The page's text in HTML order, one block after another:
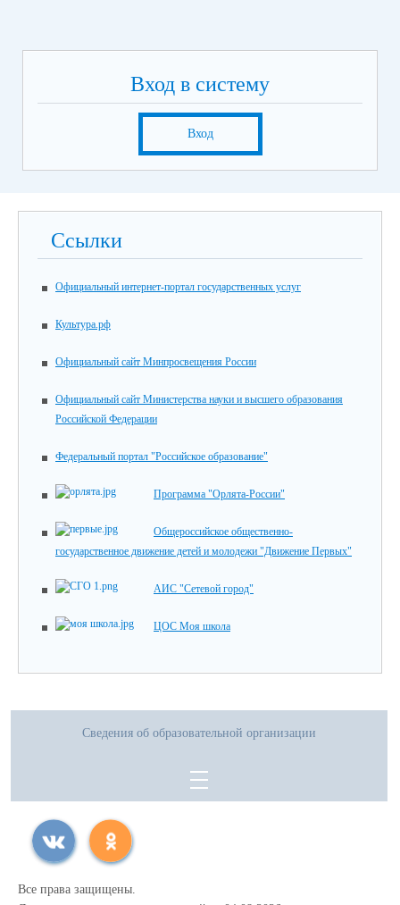
Вход в систему
Вход
Ссылки
Официальный интернет-портал государственных услуг
Культура.рф
Официальный сайт Минпросвещения России
Официальный сайт Министерства науки и высшего образования
Российской Федерации
Федеральный портал "Российское образование"
Программа "Орлята-России"
Общероссийское общественно-
государственное движение детей и молодежи "Движение Первых"
АИС "Сетевой город"
ЦОС Моя школа
Сведения об образовательной организации
Все права защищены.